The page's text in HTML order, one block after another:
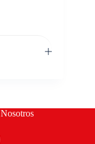
Nosotros